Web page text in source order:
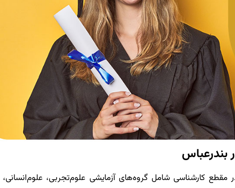
بندرعباس
مقطع کارشناسی شامل گروه‌های آزمایشی علوم‌تجربی،